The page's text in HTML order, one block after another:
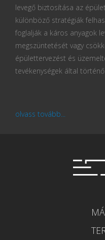
levegő biztosítása az
különböző stratégiák
foglalják a káros anyagok
megszüntetését vagy
épülettervezést és
tevékenységek által
olvass tovább...